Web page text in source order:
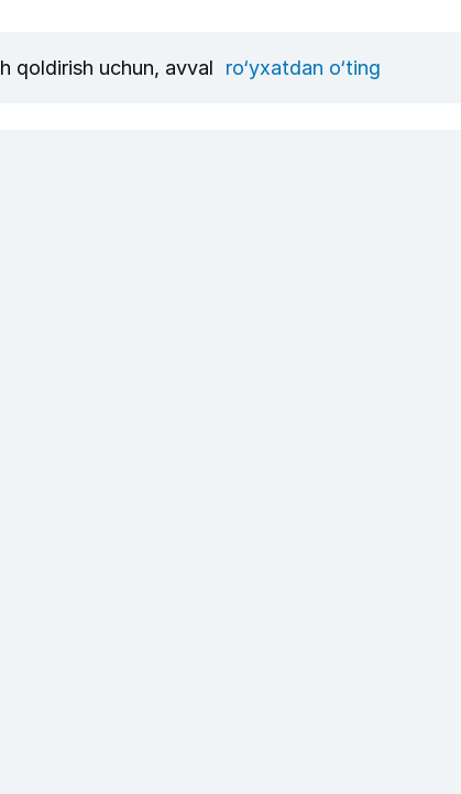
qoldirish uchun, avval ro‘yxatdan o‘ting